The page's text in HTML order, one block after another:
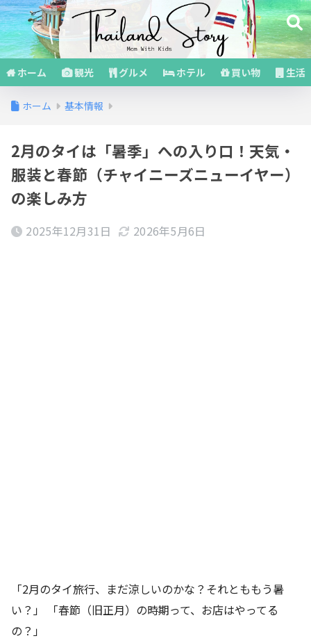
ホーム 観光 グルメ ホテル 買い物 生活
ホーム 基本情報
2月のタイは「暑季」への入り口！天気・
服装と春節（チャイニーズニューイヤー）
の楽しみ方
2025年12月31日 2026年5月6日
「2月のタイ旅行、まだ涼しいのかな？それとももう暑
い？」 「春節（旧正月）の時期って、お店はやってる
の？」